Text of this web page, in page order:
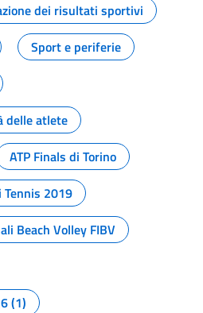
dei risultati sportivi
Sport e periferie
delle atlete
ATP Finals di Torino
2019
Beach Volley FIBV
(1)